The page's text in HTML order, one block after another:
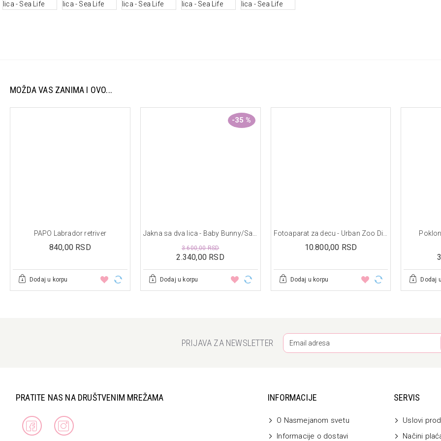
MOŽDA VAS ZANIMA I OVO...
PAPO Labrador retriver
840,00 RSD
Dodaj u korpu
-35 %
2.340,00 RSD
3.600,00 RSD
Dodaj u korpu
10.800,00 RSD
Dodaj u korpu Dodaj
PRIJAVA ZA NEWSLETTER
PRATITE NAS NA DRUŠTVENIM MREŽAMA INFORMACIJE
O Nasmejanom svetu
Informacije o dostavi
SERVIS
Uslovi
Načini